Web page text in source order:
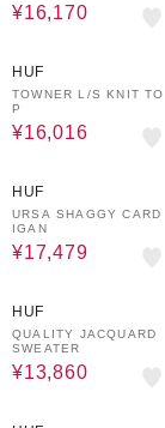
¥16,170
HUF
TOWNER L/S KNIT TO
P
¥16,016
HUF
URSA SHAGGY CARD
IGAN
¥17,479
HUF
QUALITY JACQUARD
SWEATER
¥13,860